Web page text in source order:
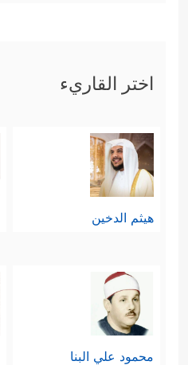
اختر القاريء
هيثم الدخين
محمود علي البنا